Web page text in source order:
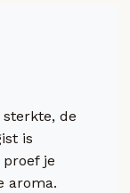
de
is
je
aroma.